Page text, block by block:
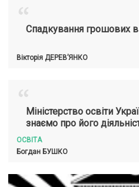
“Спадкування грошових
Вікторія ДЕРЕВ’ЯНКО
“Міністерство освіти
знаємо про його
ОСВІТА
Богдан БУШКО